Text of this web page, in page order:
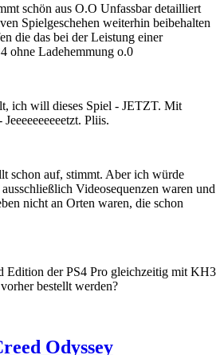
schön aus O.O Unfassbar detailliert
Spielgeschehen weiterhin beibehalten
die das bei der Leistung einer
ohne Ladehemmung o.0
ich will dieses Spiel - JETZT. Mit
Pliis.
schon auf, stimmt. Aber ich würde
Videosequenzen waren und
nicht an Orten waren, die schon
Edition der PS4 Pro gleichzeitig mit KH3
bestellt werden?
Odyssey